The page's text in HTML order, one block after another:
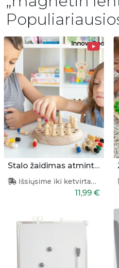
Stalo žaidimas atminties lavinimui
Išsiųsime iki ketvirtadienio
11,99 €